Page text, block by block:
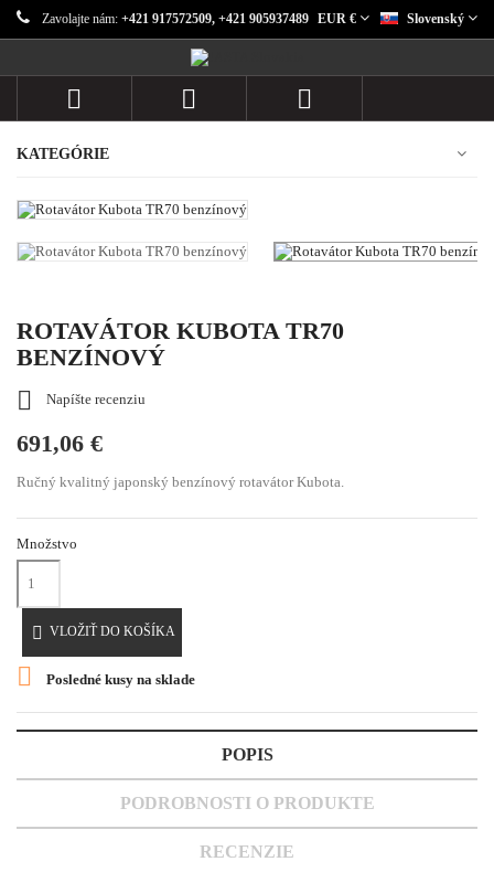
Zavolajte nám: +421 917572509, +421 905937489 Slovenský
EUR €
  
KATEGÓRIE
ROTAVÁTOR KUBOTA TR70
BENZÍNOVÝ
 Napíšte recenziu
691,06 €
Ručný kvalitný japonský benzínový rotavátor Kubota.
Množstvo
 VLOŽIŤ DO KOŠÍKA
 Posledné kusy na sklade
POPIS
PODROBNOSTI O PRODUKTE
RECENZIE